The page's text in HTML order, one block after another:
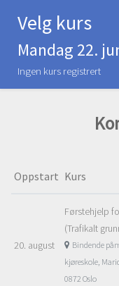
Velg kurs
Mandag 22.
Ingen kurs registrert
Oppstart Kurs
20. august
Førstehjelp
(Trafikalt
Bindende
kjøreskole,
0872 Oslo